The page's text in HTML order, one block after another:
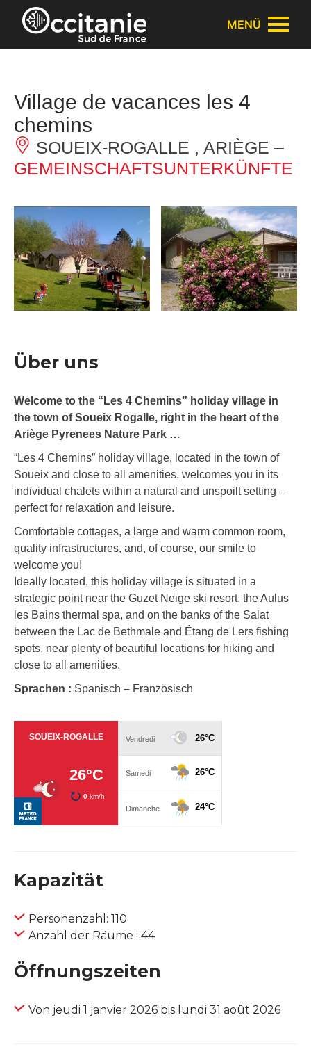
Cookie-Einstellungen
MENÜ
Village de vacances les 4
chemins
SOUEIX-ROGALLE , ARIÈGE –
GEMEINSCHAFTSUNTERKÜNFTE
Über uns
Welcome to the “Les 4 Chemins” holiday village in
the town of Soueix Rogalle, right in the heart of the
Ariège Pyrenees Nature Park …
“Les 4 Chemins” holiday village, located in the town of
Soueix and close to all amenities, welcomes you in its
individual chalets within a natural and unspoilt setting –
perfect for relaxation and leisure.
Comfortable cottages, a large and warm common room,
quality infrastructures, and, of course, our smile to
welcome you!
Ideally located, this holiday village is situated in a
strategic point near the Guzet Neige ski resort, the Aulus
les Bains thermal spa, and on the banks of the Salat
between the Lac de Bethmale and Étang de Lers fishing
spots, near plenty of beautiful locations for hiking and
close to all amenities.
Sprachen : Spanisch – Französisch
Kapazität
Personenzahl: 110
Anzahl der Räume : 44
Öffnungszeiten
Von jeudi 1 janvier 2026 bis lundi 31 août 2026